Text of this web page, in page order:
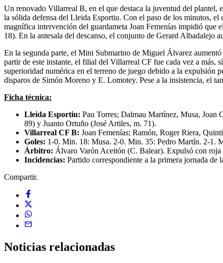
Un renovado Villarreal B, en el que destaca la juventud del plantel,
la sólida defensa del Lleida Esportiu. Con el paso de los minutos, el
magnífica intervención del guardameta Joan Femenías impidió que
18). En la antesala del descanso, el conjunto de Gerard Albadalejo
En la segunda parte, el Mini Submarino de Miguel Álvarez
partir de este instante, el filial del Villarreal CF fue cada vez a
superioridad numérica en el terreno de juego debido a la expulsión
disparos de Simón Moreno y E. Lomotey. Pese a la insistencia, el
Ficha técnica:
Lleida Esportiu: Pau Torres; Dalmau Martínez, Musa,
89) y Juanto Ortuño (José Artiles, m. 71).
Villarreal CF B: Joan Femenías; Ramón, Roger Riera,
Goles: 1-0. Min. 18: Musa. 2-0. Min. 35: Pedro Martín. 2-1.
Árbitro: Álvaro Varón Aceitón (C. Balear). Expulsó con
Incidencias: Partido correspondiente a la primera jornada
Compartir.
Noticias relacionadas